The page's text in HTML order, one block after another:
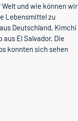
und wie können wir
Lebensmittel zu
Deutschland, Kimchi
El Salvador. Die
konnten sich sehen